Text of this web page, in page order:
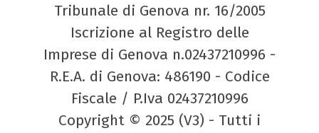
Tribunale di Genova nr. 16/2005
Iscrizione al Registro delle
Imprese di Genova n.02437210996 -
R.E.A. di Genova: 486190 - Codice
Fiscale / P.Iva 02437210996
Copyright © 2025 (V3) - Tutti i